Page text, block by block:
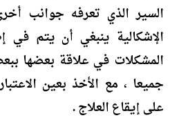
السير الذي تعرفه جوانب
الإشكالية ينبغي أن يتم في
المشكلات في علاقة بعضها
جميعا ، مع الأخذ بعين
على إيقاع العلاج .